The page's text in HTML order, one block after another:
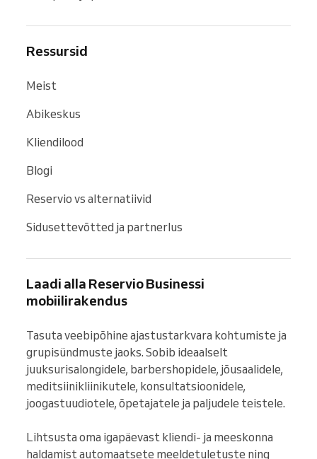
Ressursid
Meist
Abikeskus
Kliendilood
Blogi
Reservio vs alternatiivid
Sidusettevõtted ja partnerlus
Laadi alla Reservio Businessi
mobiilirakendus
Tasuta veebipõhine ajastustarkvara kohtumiste ja
grupisündmuste jaoks. Sobib ideaalselt
juuksurisalongidele, barbershopidele, jõusaalidele,
meditsiinikliinikutele, konsultatsioonidele,
joogastuudiotele, õpetajatele ja paljudele teistele.
Lihtsusta oma igapäevast kliendi- ja meeskonna
haldamist automaatsete meeldetuletuste ning